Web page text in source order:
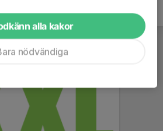
alla kakor
nödvändiga